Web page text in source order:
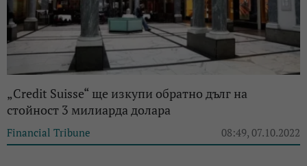
„Credit Suisse“ ще изкупи обратно дълг на
стойност 3 милиарда долара
Financial Tribune 08:49, 07.10.2022